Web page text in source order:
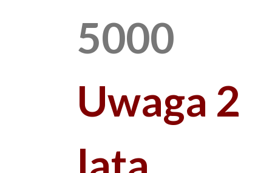
5000
Uwaga 2